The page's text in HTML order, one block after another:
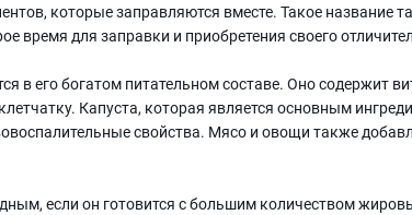
которые заправляются вместе. Такое название
время для заправки и приобретения своего
в его богатом питательном составе. Оно содержит
Капуста, которая является основным
свойства. Мясо и овощи также
если он готовится с большим количеством